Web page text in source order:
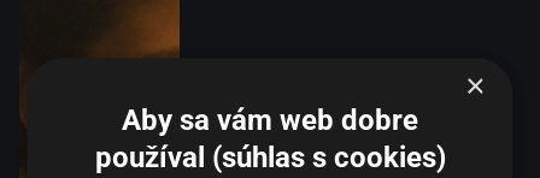
×
Aby sa vám web dobre
používal (súhlas s cookies)